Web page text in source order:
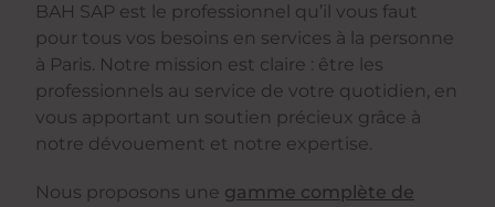
BAH SAP est le professionnel qu’il vous faut
pour tous vos besoins en services à la personne
à Paris. Notre mission est claire : être les
professionnels au service de votre quotidien, en
vous apportant un soutien précieux grâce à
notre dévouement et notre expertise.
Nous proposons une gamme complète de